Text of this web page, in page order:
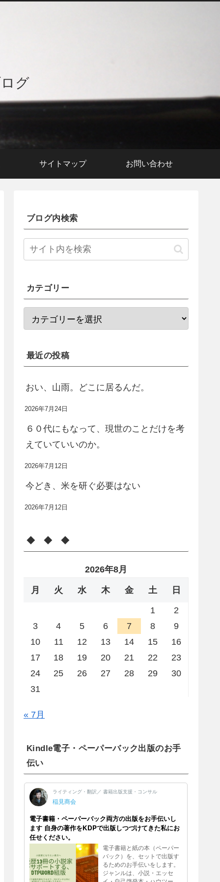
グ
サイトマップ お問い合わせ
ブログ内検索
カテゴリー
最近の投稿
おい、山雨。どこに居るんだ。
2026年7月24日
６０代にもなって、現世のことだけを考
えていていいのか。
2026年7月12日
今どき、米を研ぐ必要はない
2026年7月12日
◆ ◆ ◆
2026年8月
月 火 水 木 金 土 日
1
2
3
4 5 6 7 8
9
10
11 12 13 14 15
16
17
18 19 20 21 22
23
24
25 26 27 28 29
30
31
« 7月
Kindle電子・ペーパーバック出版のお手
伝い